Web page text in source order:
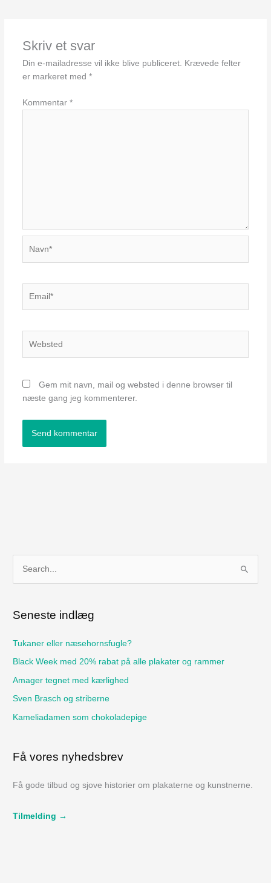
Skriv et svar
Din e-mailadresse vil ikke blive publiceret. Krævede felter
er markeret med *
Kommentar *
Gem mit navn, mail og websted i denne browser til
næste gang jeg kommenterer.
e
r
:
Seneste indlæg
Tukaner eller næsehornsfugle?
Black Week med 20% rabat på alle plakater og rammer
Amager tegnet med kærlighed
Sven Brasch og striberne
Kameliadamen som chokoladepige
Få vores nyhedsbrev
Få gode tilbud og sjove historier om plakaterne og kunstnerne.
Tilmelding →